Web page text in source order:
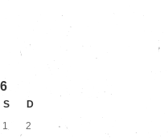
S
D
1
2